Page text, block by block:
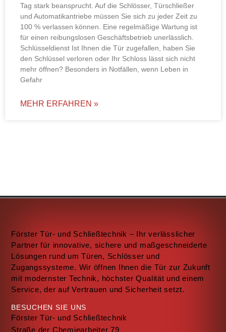
Tag stark beansprucht. Auf die Schlösser, Türschließer
und Automatikantriebe müssen Sie sich zu jeder Zeit zu
100 % verlassen können. Eine regelmäßige Wartung ist
für einen reibungslosen Geschäftsbetrieb unerlässlich.
Schlüsseldienst Ist Ihnen die Tür zugefallen, haben Sie
den Schlüssel verloren oder Ihr Schloss lässt sich nicht
mehr öffnen? Besonders in Notfällen, wenn Leben in
Gefahr
MEHR ERFAHREN »
Förster Tür- und Schließtechnik – Ihr verlässlicher
Partner für innovative, sichere und maßgeschneiderte
Lösungen rund um Türen, Schlösser und
Zugangssysteme. Wir öffnen Ihnen die Tür zur Zukunft
mit modernster Technik, höchster Qualität und einem
Service, der auf Vertrauen und Sicherheit setzt.
BESUCHEN SIE UNS
Förster Tür- und Schließtechnik
Straße der Chemiearbeiter 79